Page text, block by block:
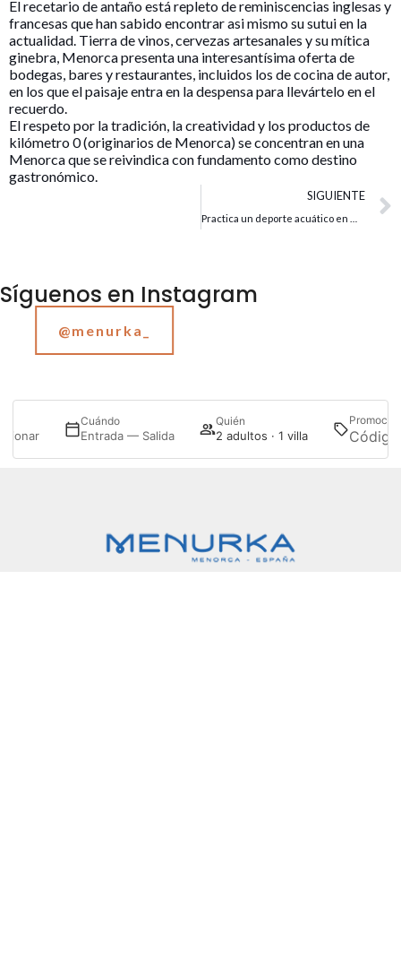
El recetario de antaño está repleto de reminiscencias inglesas y
francesas que han sabido encontrar asi mismo su sutui en la
actualidad. Tierra de vinos, cervezas artesanales y su mítica
ginebra, Menorca presenta una interesantísima oferta de
bodegas, bares y restaurantes, incluidos los de cocina de autor,
en los que el paisaje entra en la despensa para llevártelo en el
recuerdo.
El respeto por la tradición, la creatividad y los productos de
kilómetro 0 (originarios de Menorca) se concentran en una
Menorca que se reivindica con fundamento como destino
gastronómico.
SIGUIENTE
Síguenos en Instagram
@menurka_
Cuándo
Entrada — Salida
Quién
2 adultos · 1 villa